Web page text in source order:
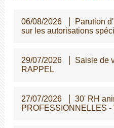
06/08/2026
Parution
sur les autorisations
29/07/2026
Saisie de
RAPPEL
27/07/2026
30' RH
PROFESSIONNELLES -